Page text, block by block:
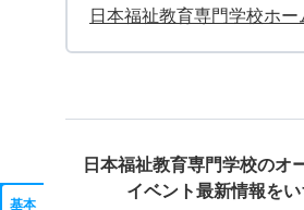
基本
日本福祉教育専門学校ホー
日本福祉教育専門学校のオ
イベント最新情報をい